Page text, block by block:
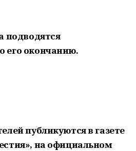
подводятся
его окончанию.
публикуются в газете
на официальном